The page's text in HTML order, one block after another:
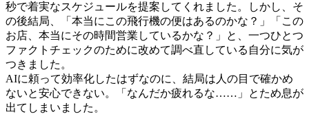
秒で着実なスケジュールを提案してくれました。しかし、そ
の後結局、「本当にこの飛行機の便はあるのかな？」「この
お店、本当にその時間営業しているかな？」と、一つひとつ
ファクトチェックのために改めて調べ直している自分に気が
つきました。
AIに頼って効率化したはずなのに、結局は人の目で確かめ
ないと安心できない。「なんだか疲れるな……」とため息が
出てしまいました。